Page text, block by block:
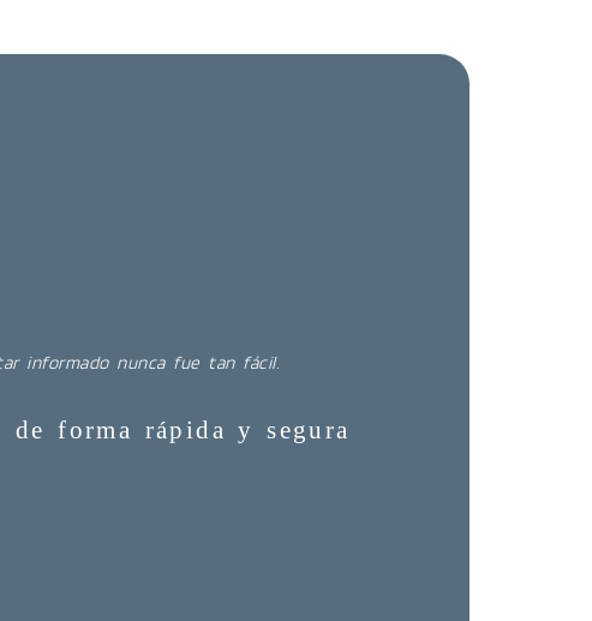
informado nunca fue tan fácil.
de forma rápida y segura